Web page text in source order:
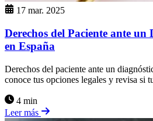
17 mar. 2025
Derechos del Paciente ante
en España
Derechos del paciente ante un
conoce tus opciones legales y revisa si
4 min
Leer más